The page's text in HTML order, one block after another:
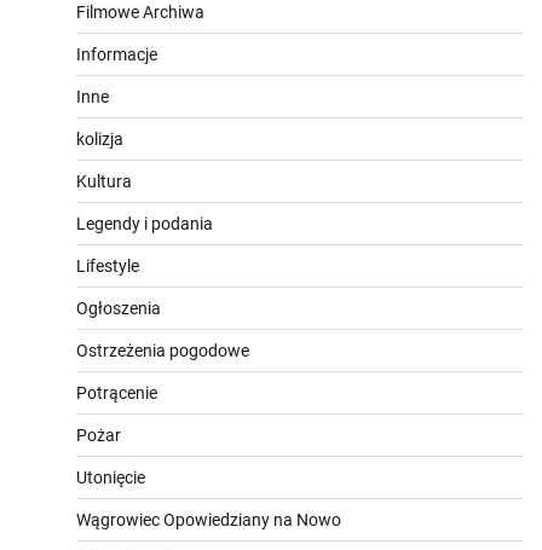
Filmowe Archiwa
Informacje
Inne
kolizja
Kultura
Legendy i podania
Lifestyle
Ogłoszenia
Ostrzeżenia pogodowe
Potrącenie
Pożar
Utonięcie
Wągrowiec Opowiedziany na Nowo